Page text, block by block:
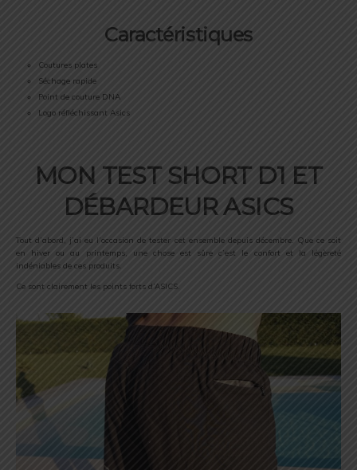
Caractéristiques
Coutures plates
Séchage rapide
Point de couture DNA
Logo réfléchissant Asics
MON TEST SHORT D1 ET
DÉBARDEUR ASICS
Tout d’abord, j’ai eu l’occasion de tester cet ensemble depuis décembre. Que ce soit
en hiver ou au printemps, une chose est sûre c’est le confort et la légèreté
indéniables de ces produits.
Ce sont clairement les points forts d’ASICS.